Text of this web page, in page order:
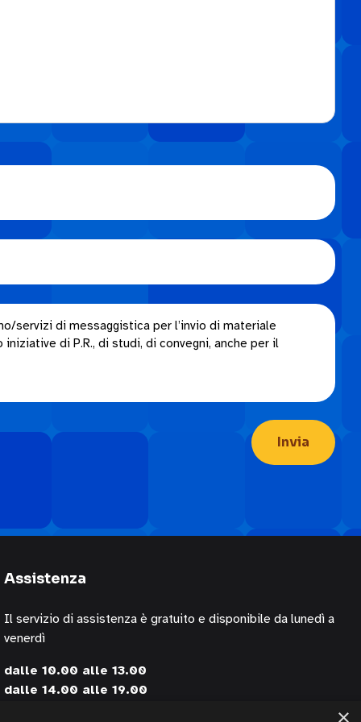
servizi di messaggistica per l’invio di materiale
di P.R., di studi, di convegni, anche per il
Assistenza
Il servizio di assistenza è gratuito e disponibile da lunedì a
venerdì
dalle 10.00 alle 13.00
dalle 14.00 alle 19.00